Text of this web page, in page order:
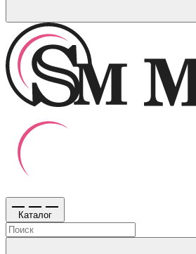
Каталог